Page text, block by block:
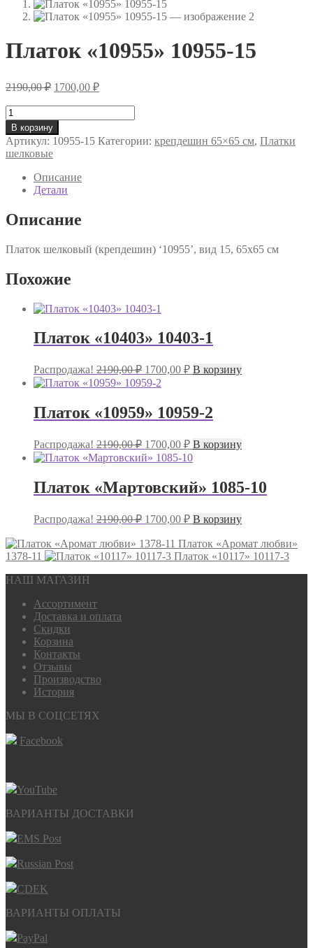
Платок «10955» 10955-15
2190,00₽ Первоначальная
составляла
2190,00 ₽.
1700,00 ₽Текущая
Количество
товара
Платок
«10955»
10955-
В корзину
Артикул: 10955-15 Категории: крепдешин 65×65 см, Платки
шелковые
Описание
Детали
Описание
Платок шелковый (крепдешин) ‘10955’, вид 15, 65х65 см
Похожие
Платок «10403» 10403-1
Распродажа! 2190,00₽ Первоначальная
цена
составляла
2190,00 ₽.
1700,00 ₽Текущая
цена:
В корзину
Платок «10959» 10959-2
Распродажа! 2190,00₽ Первоначальная
цена
составляла
2190,00 ₽.
1700,00 ₽Текущая
цена:
В корзину
Платок «Мартовский» 1085-10
Распродажа! 2190,00₽ Первоначальная
составляла
2190,00 ₽.
1700,00 ₽Текущая
цена:
1700,00 ₽.
В корзину
Платок «Аромат любви»
1378-11
Платок «10117» 10117-3
НАШ МАГАЗИН
Ассортимент
Доставка и оплата
Скидки
Корзина
Контакты
Отзывы
Производство
История
МЫ В СОЦСЕТЯХ
Facebook
YouTube
ВАРИАНТЫ ДОСТАВКИ
EMS Post
Russian Post
CDEK
ВАРИАНТЫ ОПЛАТЫ
PayPal